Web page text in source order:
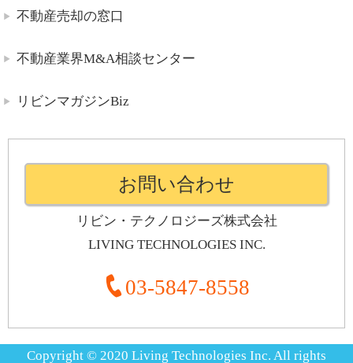
不動産売却の窓口
不動産業界M&A相談センター
リビンマガジンBiz
お問い合わせ
リビン・テクノロジーズ株式会社
LIVING TECHNOLOGIES INC.
03-5847-8558
Copyright © 2020 Living Technologies Inc. All rights